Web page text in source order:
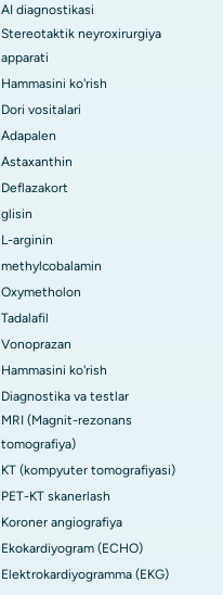
AI diagnostikasi
Stereotaktik neyroxirurgiya
apparati
Hammasini ko'rish
Dori vositalari
Adapalen
Astaxanthin
Deflazakort
glisin
L-arginin
methylcobalamin
Oxymetholon
Tadalafil
Vonoprazan
Hammasini ko'rish
Diagnostika va testlar
MRI (Magnit-rezonans
tomografiya)
KT (kompyuter tomografiyasi)
PET-KT skanerlash
Koroner angiografiya
Ekokardiyogram (ECHO)
Elektrokardiyogramma (EKG)